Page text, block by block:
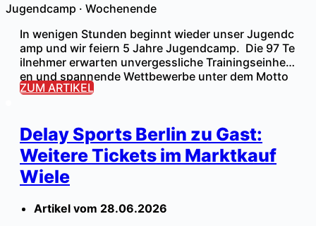
Jugendcamp · Wochenende
In wenigen Stunden beginnt wieder unser Jugendc
amp und wir feiern 5 Jahre Jugendcamp. Die 97 Te
ilnehmer erwarten unvergessliche Trainingseinheit
en und spannende Wettbewerbe unter dem Motto
„Be a Champ“. Des Weiteren stehen das Fußballabz
eren Besucher erwarten verschiedene Highlights,
u.a. Fußball-Dart, Fußball-Tennis, Hüpfburg […]
ZUM ARTIKEL
Delay Sports Berlin zu Gast:
Weitere Tickets im Marktkauf
Wiele
Artikel vom 28.06.2026